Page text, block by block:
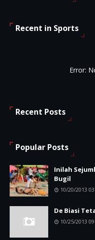
Recent in Sports
Error:
Recent Posts
Popular Posts
Inilah
Bugil
10/20/2013
De Biasi
10/25/2013